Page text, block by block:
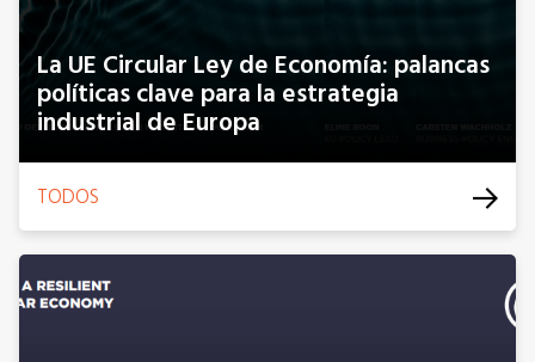
La UE Circular Ley de Economía: palancas
políticas clave para la estrategia
industrial de Europa
TODOS